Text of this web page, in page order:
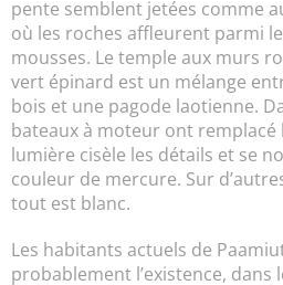
pente semblent jetées comme
où les roches affleurent parmi
mousses. Le temple aux murs
vert épinard est un mélange
bois et une pagode laotienne.
bateaux à moteur ont remplacé
lumière cisèle les détails et se
couleur de mercure. Sur
tout est blanc.
Les habitants actuels de
probablement l’existence, dans